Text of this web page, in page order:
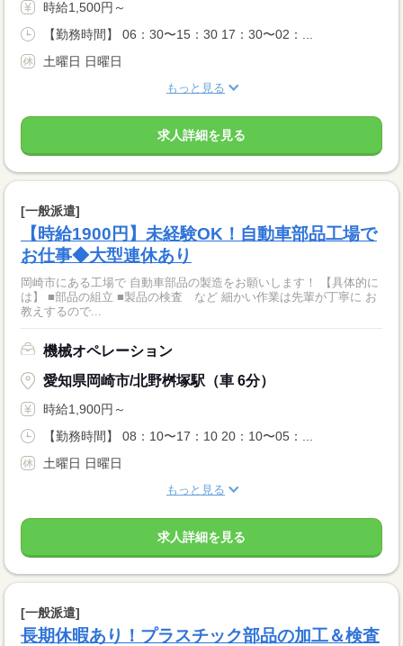
時給1,500円～
【勤務時間】 06：30〜15：30 17：30〜02：...
土曜日 日曜日
もっと見る
求人詳細を見る
[一般派遣]
【時給1900円】未経験OK！自動車部品工場で
お仕事◆大型連休あり
岡崎市にある工場で 自動車部品の製造をお願いします！ 【具体的に
は】 ■部品の組立 ■製品の検査 など 細かい作業は先輩が丁寧に お
教えするので...
機械オペレーション
愛知県岡崎市/北野桝塚駅（車 6分）
時給1,900円～
【勤務時間】 08：10〜17：10 20：10〜05：...
土曜日 日曜日
もっと見る
求人詳細を見る
[一般派遣]
長期休暇あり！プラスチック部品の加工＆検査